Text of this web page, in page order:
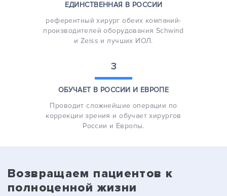
ЕДИНСТВЕННАЯ В РОССИИ
референтный хирург обеих компаний-
производителей оборудования Schwind
и Zeiss и лучших ИОЛ.
3
ОБУЧАЕТ В РОССИИ И ЕВРОПЕ
Проводит сложнейшие операции по
коррекции зрения и обучает хирургов
России и Европы.
Возвращаем пациентов к
полноценной жизни